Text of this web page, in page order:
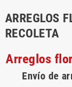
ARREGLOS
RECOLETA
Arreglos
Envío de